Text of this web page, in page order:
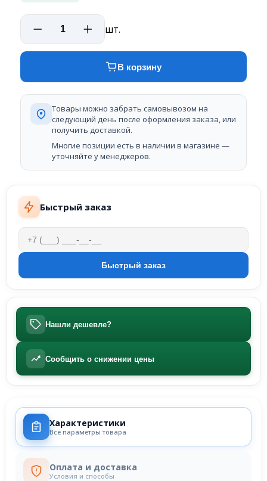
Быстрый заказ
Нашли дешевле?
Сообщить о снижении цены
шт.
В корзину
Товары можно забрать самовывозом на
следующий день после оформления заказа, или
получить доставкой.
Многие позиции есть в наличии в магазине —
уточняйте у менеджеров.
Характеристики
Все параметры товара
Оплата и доставка
Условия и способы